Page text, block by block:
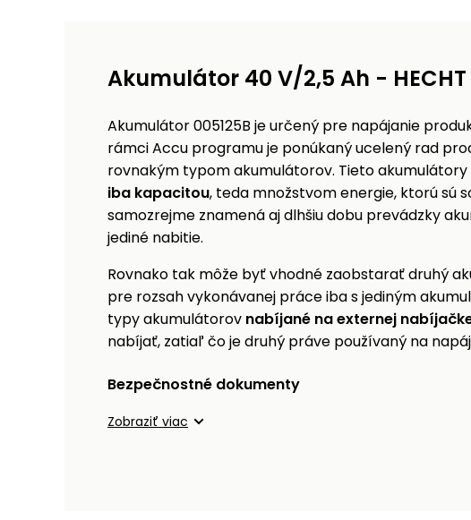
Akumulátor 40 V/2,5 Ah - HECHT
Akumulátor 005125B je určený pre napájanie
rámci Accu programu je ponúkaný ucelený rad
rovnakým typom akumulátorov. Tieto
iba kapacitou, teda množstvom energie, ktorú sú
samozrejme znamená aj dlhšiu dobu prevádzky
jediné nabitie.
Rovnako tak môže byť vhodné zaobstarať druhý
pre rozsah vykonávanej práce iba s jediným
typy akumulátorov nabíjané na externej
nabíjať, zatiaľ čo je druhý práve používaný na
Bezpečnostné dokumenty
Zobraziť viac